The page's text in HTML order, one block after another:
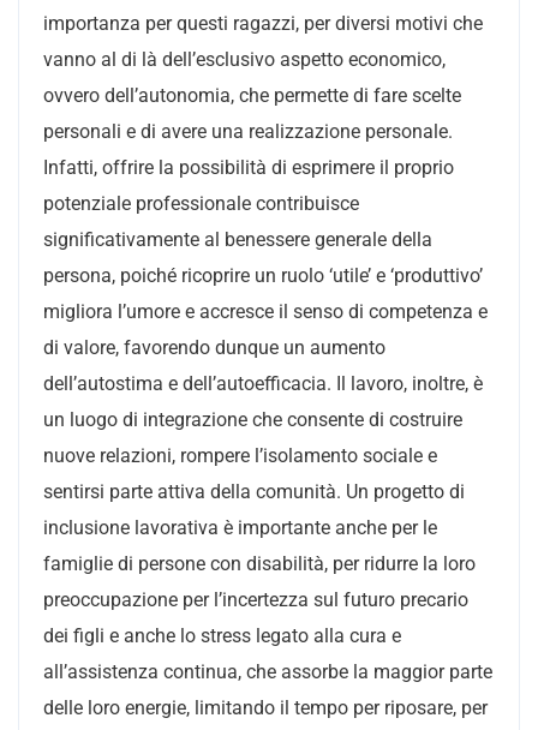
importanza per questi ragazzi, per diversi motivi che
vanno al di là dell’esclusivo aspetto economico,
ovvero dell’autonomia, che permette di fare scelte
personali e di avere una realizzazione personale.
Infatti, offrire la possibilità di esprimere il proprio
potenziale professionale contribuisce
significativamente al benessere generale della
persona, poiché ricoprire un ruolo ‘utile’ e ‘produttivo’
migliora l’umore e accresce il senso di competenza e
di valore, favorendo dunque un aumento
dell’autostima e dell’autoefficacia. Il lavoro, inoltre, è
un luogo di integrazione che consente di costruire
nuove relazioni, rompere l’isolamento sociale e
sentirsi parte attiva della comunità. Un progetto di
inclusione lavorativa è importante anche per le
famiglie di persone con disabilità, per ridurre la loro
preoccupazione per l’incertezza sul futuro precario
dei figli e anche lo stress legato alla cura e
all’assistenza continua, che assorbe la maggior parte
delle loro energie, limitando il tempo per riposare, per